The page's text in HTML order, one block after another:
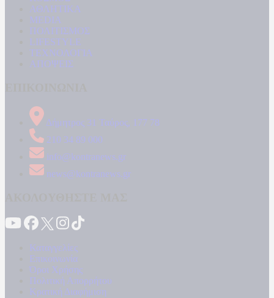
ΑΘΛΗΤΙΚΑ
MEDIA
ΠΟΛΙΤΙΣΜΟΣ
LIFESTYLE
ΤΕΧΝΟΛΟΓΙΑ
ΑΠΟΨΕΙΣ
Δήμητρος 31 Ταύρος, 177 78
210 34 89 000
info@kontranews.gr
news@kontranews.gr
Καταγγελίες
Επικοινωνία
Όροι Χρήσης
Πολιτική Απορρήτου
Κρατική Διαφήμιση